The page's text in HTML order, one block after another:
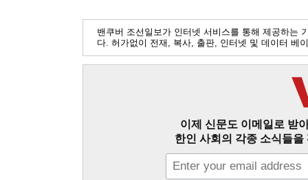
밴쿠버 조선일보가 인터넷 서비스를 통해 제공하는
다. 허가없이 전재, 복사, 출판, 인터넷 및 데이터 베
이제 신문도 이메일로 받
한인 사회의 각종 소식들